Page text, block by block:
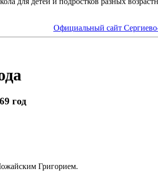
Официальный сайт
год
Григорием.